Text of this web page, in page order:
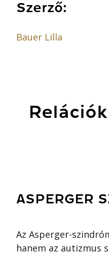
Szerző:
Bauer Lilla
Relációk
ASPERGER
Az Asperger-
hanem az autizmus